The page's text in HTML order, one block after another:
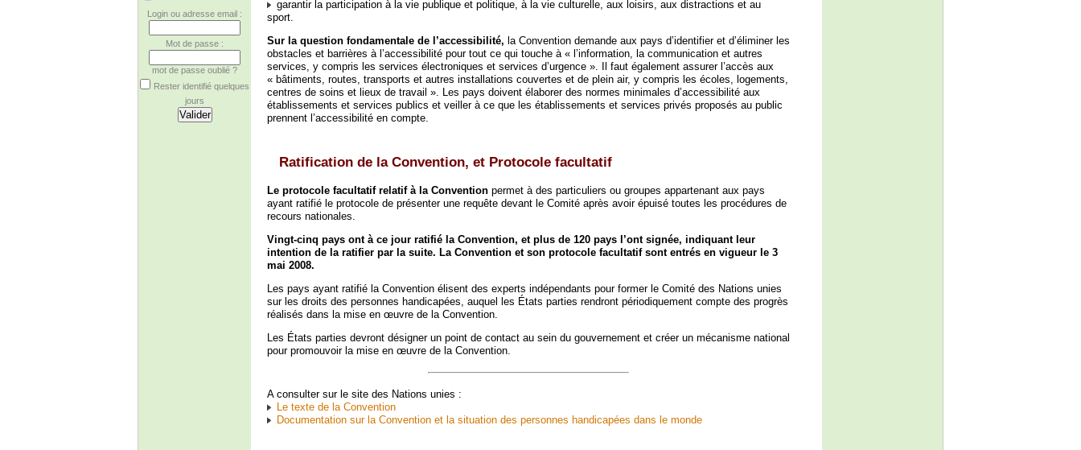
Login ou adresse email :
Mot de passe :
mot de passe oublié ?
Rester identifié quelques
jours
garantir la participation à la vie publique et politique, à la vie culturelle, aux loisirs, aux distractions et au
sport.
Sur la question fondamentale de l’accessibilité, la Convention demande aux pays d’identifier et d’éliminer les
obstacles et barrières à l’accessibilité pour tout ce qui touche à « l’information, la communication et autres
services, y compris les services électroniques et services d’urgence ». Il faut également assurer l’accès aux
« bâtiments, routes, transports et autres installations couvertes et de plein air, y compris les écoles, logements,
centres de soins et lieux de travail ». Les pays doivent élaborer des normes minimales d’accessibilité aux
établissements et services publics et veiller à ce que les établissements et services privés proposés au public
prennent l’accessibilité en compte.
Ratification de la Convention, et Protocole facultatif
Le protocole facultatif relatif à la Convention permet à des particuliers ou groupes appartenant aux pays
ayant ratifié le protocole de présenter une requête devant le Comité après avoir épuisé toutes les procédures de
recours nationales.
Vingt-cinq pays ont à ce jour ratifié la Convention, et plus de 120 pays l’ont signée, indiquant leur
intention de la ratifier par la suite. La Convention et son protocole facultatif sont entrés en vigueur le 3
mai 2008.
Les pays ayant ratifié la Convention élisent des experts indépendants pour former le Comité des Nations unies
sur les droits des personnes handicapées, auquel les États parties rendront périodiquement compte des progrès
réalisés dans la mise en œuvre de la Convention.
Les États parties devront désigner un point de contact au sein du gouvernement et créer un mécanisme national
pour promouvoir la mise en œuvre de la Convention.
A consulter sur le site des Nations unies :
Le texte de la Convention
Documentation sur la Convention et la situation des personnes handicapées dans le monde